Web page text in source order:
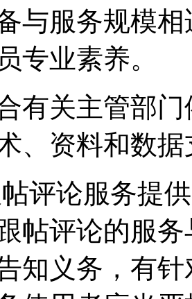
与服务规模
专业素养。
有关主管部
、资料和数
评论服务提
帖评论的服
知义务，有